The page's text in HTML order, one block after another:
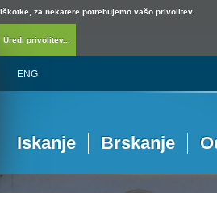
za nekatere potrebujemo vašo privolitev.
Uredi privolitev...
ENG
Iskanje Brskanje